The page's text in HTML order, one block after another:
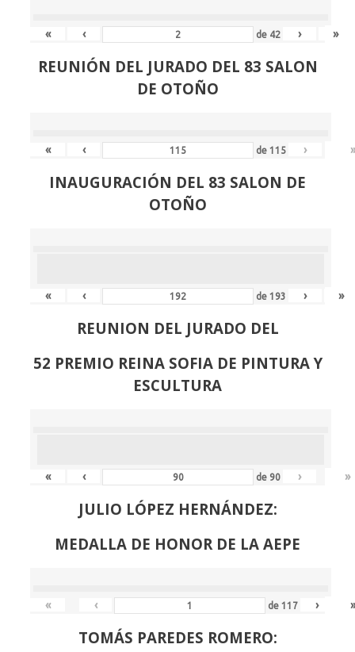
« ‹ de 42 › »
REUNIÓN DEL JURADO DEL 83 SALON
DE OTOÑO
« ‹ de115 ›
INAUGURACIÓN DEL 83 SALON DE
OTOÑO
« ‹ de193 › »
REUNION DEL JURADO DEL
52 PREMIO REINA SOFIA DE PINTURA Y
ESCULTURA
« ‹ de 90 › »
JULIO LÓPEZ HERNÁNDEZ:
MEDALLA DE HONOR DE LA AEPE
« ‹ de117 ›
TOMÁS PAREDES ROMERO: